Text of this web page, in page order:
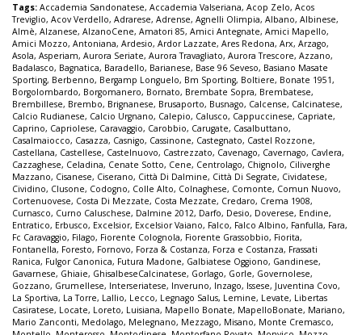
Tags: Accademia Sandonatese, Accademia Valseriana, Acop Zelo, Acos
Treviglio, Acov Verdello, Adrarese, Adrense, Agnelli Olimpia, Albano, Albinese,
Almè, Alzanese, AlzanoCene, Amatori 85, Amici Antegnate, Amici Mapello,
Amici Mozzo, Antoniana, Ardesio, Ardor Lazzate, Ares Redona, Arx, Arzago,
Asola, Asperiam, Aurora Seriate, Aurora Travagliato, Aurora Trescore, Azzano,
Badalasco, Bagnatica, Baradello, Barianese, Base 96 Seveso, Basiano Masate
Sporting, Berbenno, Bergamp Longuelo, Bm Sporting, Boltiere, Bonate 1951,
Borgolombardo, Borgomanero, Bornato, Brembate Sopra, Brembatese,
Brembillese, Brembo, Brignanese, Brusaporto, Busnago, Calcense, Calcinatese,
Calcio Rudianese, Calcio Urgnano, Calepio, Calusco, Cappuccinese, Capriate,
Caprino, Capriolese, Caravaggio, Carobbio, Carugate, Casalbuttano,
Casalmaiocco, Casazza, Casnigo, Cassinone, Castegnato, Castel Rozzone,
Castellana, Castellese, Castelnuovo, Castrezzato, Cavenago, Cavernago, Cavlera,
Cazzaghese, Celadina, Cenate Sotto, Cene, Centrolago, Chignolo, Ciliverghe
Mazzano, Cisanese, Ciserano, Città Di Dalmine, Città Di Segrate, Cividatese,
Cividino, Clusone, Codogno, Colle Alto, Colnaghese, Comonte, Comun Nuovo,
Cortenuovese, Costa Di Mezzate, Costa Mezzate, Credaro, Crema 1908,
Curnasco, Curno Caluschese, Dalmine 2012, Darfo, Desio, Doverese, Endine,
Entratico, Erbusco, Excelsior, Excelsior Vaiano, Falco, Falco Albino, Fanfulla, Fara,
Fc Caravaggio, Filago, Fiorente Colognola, Fiorente Grassobbio, Fiorita,
Fontanella, Foresto, Fornovo, Forza & Costanza, Forza e Costanza, Frassati
Ranica, Fulgor Canonica, Futura Madone, Galbiatese Oggiono, Gandinese,
Gavarnese, Ghiaie, GhisalbeseCalcinatese, Gorlago, Gorle, Governolese,
Gozzano, Grumellese, Interseriatese, Inveruno, Inzago, Issese, Juventina Covo,
La Sportiva, La Torre, Lallio, Lecco, Legnago Salus, Lemine, Levate, Libertas
Casiratese, Locate, Loreto, Luisiana, Mapello Bonate, MapelloBonate, Mariano,
Mario Zanconti, Medolago, Melegnano, Mezzago, Misano, Monte Cremasco,